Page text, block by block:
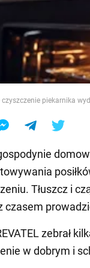
czyszczenie piekarnika
Tłuszcz i
czasem
zebrał
w dobrym i